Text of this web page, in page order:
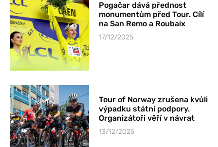
Pogačar dává přednost
monumentům před Tour. Cílí
na San Remo a Roubaix
17/12/2025
Tour of Norway zrušena kvůli
výpadku státní podpory.
Organizátoři věří v návrat
13/12/2025